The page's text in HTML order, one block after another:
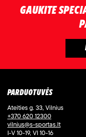
GAUKITE
PARDUOTUVĖS
Ateities g. 33, Vilnius
+370 620 12300
vilnius@s-sportas.lt
I-V 10-19, VI 10-16